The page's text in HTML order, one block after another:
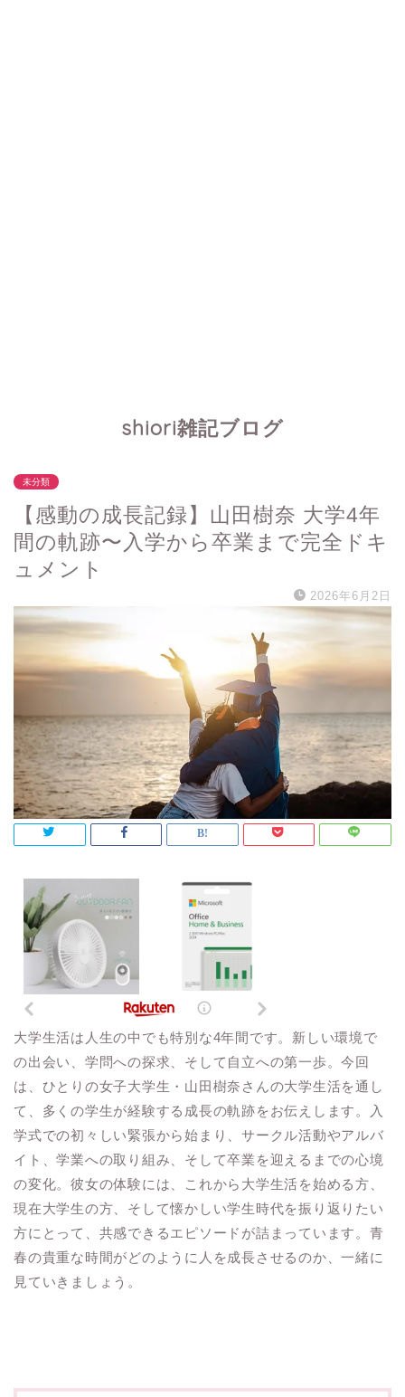
shiori雑記ブログ
未分類
【感動の成長記録】山田樹奈 大学4年
間の軌跡〜入学から卒業まで完全ドキ
ュメント
2026年6月2日
大学生活は人生の中でも特別な4年間です。新しい環境で
の出会い、学問への探求、そして自立への第一歩。今回
は、ひとりの女子大学生・山田樹奈さんの大学生活を通し
て、多くの学生が経験する成長の軌跡をお伝えします。入
学式での初々しい緊張から始まり、サークル活動やアルバ
イト、学業への取り組み、そして卒業を迎えるまでの心境
の変化。彼女の体験には、これから大学生活を始める方、
現在大学生の方、そして懐かしい学生時代を振り返りたい
方にとって、共感できるエピソードが詰まっています。青
春の貴重な時間がどのように人を成長させるのか、一緒に
見ていきましょう。